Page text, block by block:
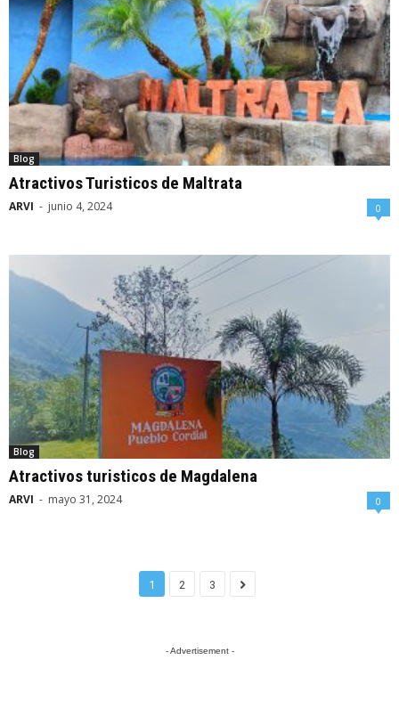
Blog
Atractivos Turisticos de Maltrata
ARVI - junio 4, 2024 0
Blog
Atractivos turisticos de Magdalena
ARVI - mayo 31, 2024 0
1 2 3
- Advertisement -